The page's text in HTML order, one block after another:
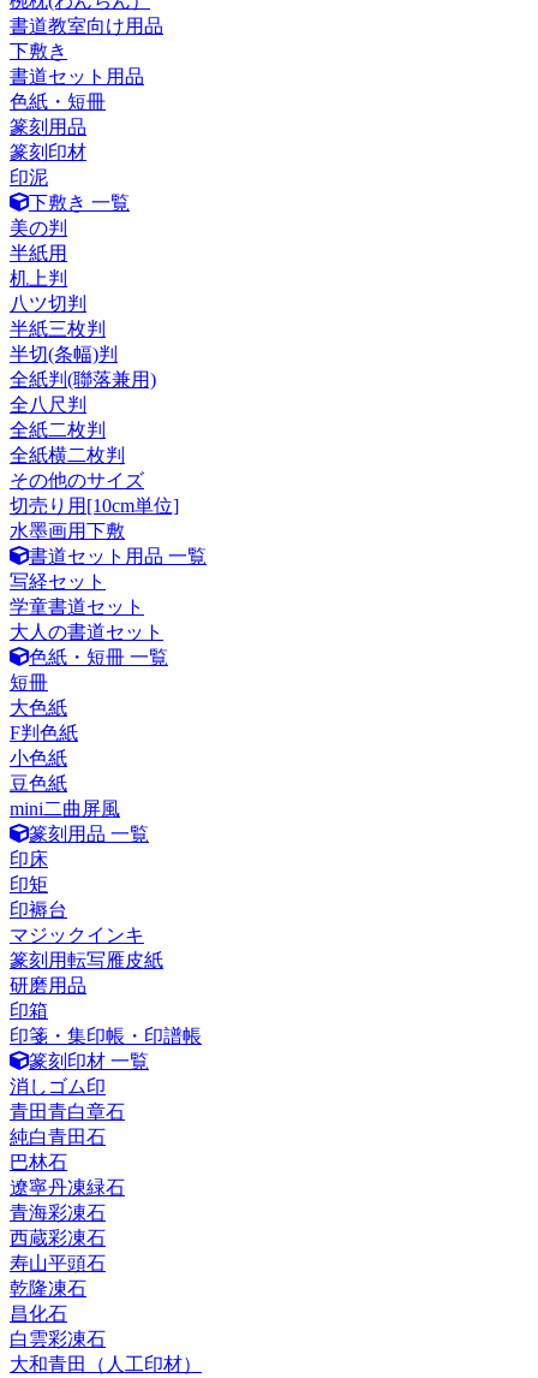
書道教室向け用品
下敷き
書道セット用品
色紙・短冊
篆刻用品
篆刻印材
印泥
下敷き 一覧
美の判
半紙用
机上判
八ツ切判
半紙三枚判
半切(条幅)判
全紙判(聯落兼用)
全八尺判
全紙二枚判
全紙横二枚判
その他のサイズ
切売り用[10cm単位]
水墨画用下敷
書道セット用品 一覧
写経セット
学童書道セット
大人の書道セット
色紙・短冊 一覧
短冊
大色紙
F判色紙
小色紙
豆色紙
mini二曲屏風
篆刻用品 一覧
印床
印矩
印褥台
マジックインキ
篆刻用転写雁皮紙
研磨用品
印箱
印箋・集印帳・印譜帳
篆刻印材 一覧
消しゴム印
青田青白章石
純白青田石
巴林石
遼寧丹凍緑石
青海彩凍石
西蔵彩凍石
寿山平頭石
乾隆凍石
昌化石
白雲彩凍石
大和青田（人工印材）